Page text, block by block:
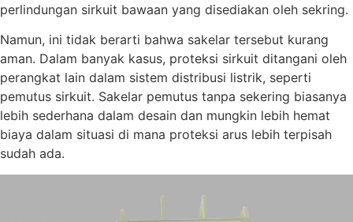
perlindungan sirkuit bawaan yang disediakan oleh sekring.
Namun, ini tidak berarti bahwa sakelar tersebut kurang
aman. Dalam banyak kasus, proteksi sirkuit ditangani oleh
perangkat lain dalam sistem distribusi listrik, seperti
pemutus sirkuit. Sakelar pemutus tanpa sekering biasanya
lebih sederhana dalam desain dan mungkin lebih hemat
biaya dalam situasi di mana proteksi arus lebih terpisah
sudah ada.